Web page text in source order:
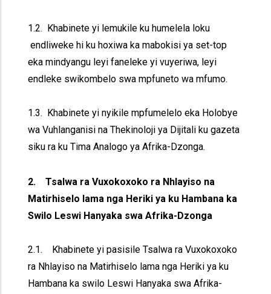
1.2. Khabinete yi lemukile ku humelela loku
endliweke hi ku hoxiwa ka mabokisi ya set-top
eka mindyangu leyi faneleke yi vuyeriwa, leyi
endleke swikombelo swa mpfuneto wa mfumo.
1.3. Khabinete yi nyikile mpfumelelo eka Holobye
wa Vuhlanganisi na Thekinoloji ya Dijitali ku gazeta
siku ra ku Tima Analogo ya Afrika-Dzonga.
2. Tsalwa ra Vuxokoxoko ra Nhlayiso na
Matirhiselo lama nga Heriki ya ku Hambana ka
Swilo Leswi Hanyaka swa Afrika-Dzonga
2.1. Khabinete yi pasisile Tsalwa ra Vuxokoxoko
ra Nhlayiso na Matirhiselo lama nga Heriki ya ku
Hambana ka swilo Leswi Hanyaka swa Afrika-